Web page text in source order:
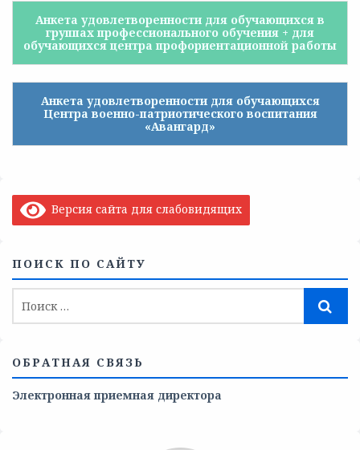
Анкета удовлетворенности для обучающихся в
группах профессионального обучения + для
обучающихся центра профориентационной работы
Анкета удовлетворенности для обучающихся
Центра военно-патриотического воспитания
«Авангард»
Версия сайта для слабовидящих
ПОИСК ПО САЙТУ
ОБРАТНАЯ СВЯЗЬ
Электронная приемная директора